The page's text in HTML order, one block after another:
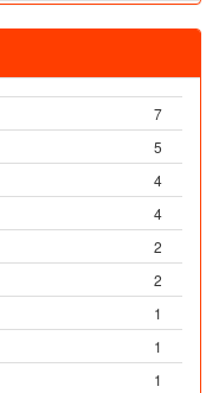
7
5
4
4
2
2
1
1
1